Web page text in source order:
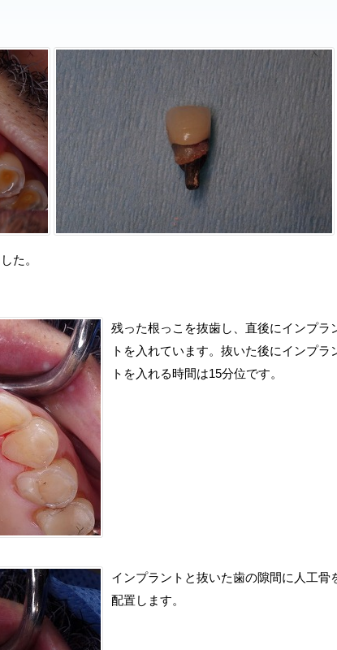
た。
残った根っこを抜歯し、直後にインプラ
トを入れています。抜いた後にインプラ
トを入れる時間は15分位です。
インプラントと抜いた歯の隙間に人工骨
配置します。